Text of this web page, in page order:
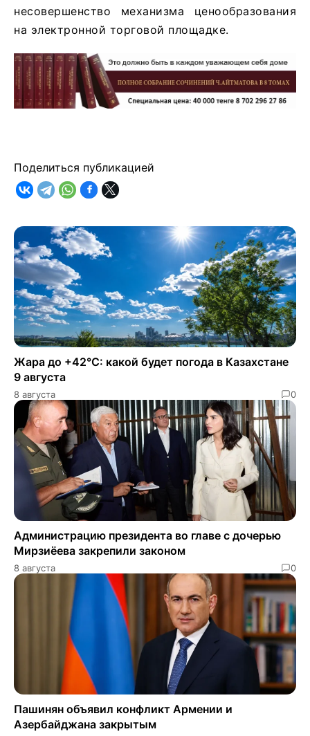
несовершенство механизма ценообразования
на электронной торговой площадке.
Поделиться публикацией
Жара до +42°C: какой будет погода в Казахстане
9 августа
8 августа 0
Администрацию президента во главе с дочерью
Мирзиёева закрепили законом
8 августа 0
Пашинян объявил конфликт Армении и
Азербайджана закрытым